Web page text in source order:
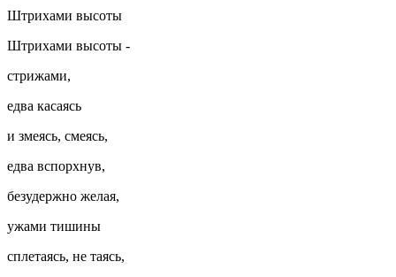
Штрихами высоты
Штрихами высоты -
стрижами,
едва касаясь
и змеясь, смеясь,
едва вспорхнув,
безудержно желая,
ужами тишины
сплетаясь, не таясь,